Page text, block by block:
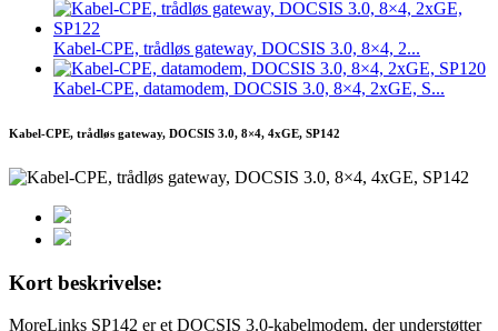
Kabel-CPE, trådløs gateway, DOCSIS 3.0, 8×4, 2...
Kabel-CPE, datamodem, DOCSIS 3.0, 8×4, 2xGE, S...
Kabel-CPE, trådløs gateway, DOCSIS 3.0, 8×4, 4xGE, SP142
Kort beskrivelse:
MoreLinks SP142 er et DOCSIS 3.0-kabelmodem, der understøtter